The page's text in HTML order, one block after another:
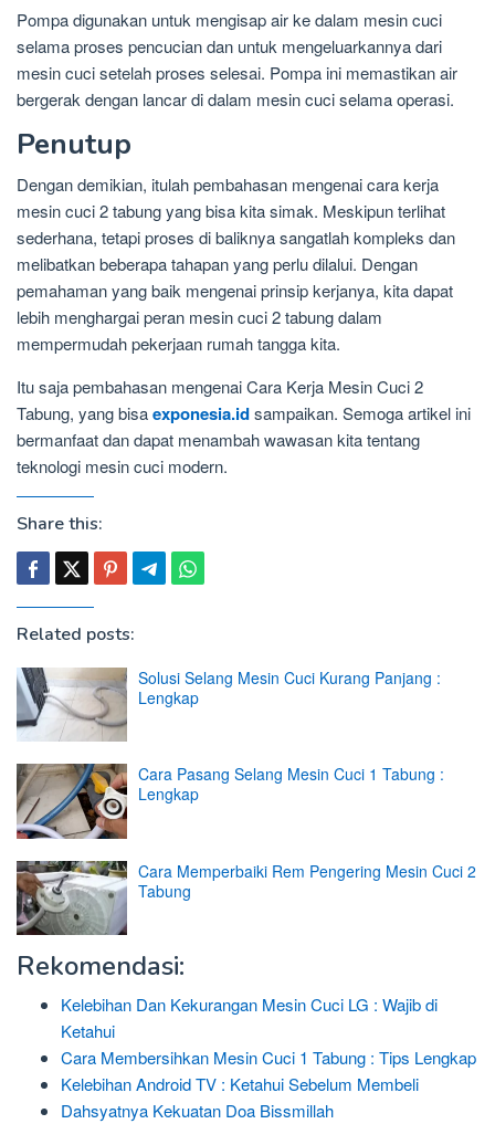
Pompa digunakan untuk mengisap air ke dalam mesin cuci
selama proses pencucian dan untuk mengeluarkannya dari
mesin cuci setelah proses selesai. Pompa ini memastikan air
bergerak dengan lancar di dalam mesin cuci selama operasi.
Penutup
Dengan demikian, itulah pembahasan mengenai cara kerja
mesin cuci 2 tabung yang bisa kita simak. Meskipun terlihat
sederhana, tetapi proses di baliknya sangatlah kompleks dan
melibatkan beberapa tahapan yang perlu dilalui. Dengan
pemahaman yang baik mengenai prinsip kerjanya, kita dapat
lebih menghargai peran mesin cuci 2 tabung dalam
mempermudah pekerjaan rumah tangga kita.
Itu saja pembahasan mengenai Cara Kerja Mesin Cuci 2
Tabung, yang bisaexponesia.idsampaikan. Semoga artikel ini
bermanfaat dan dapat menambah wawasan kita tentang
teknologi mesin cuci modern.
Share this:
Related posts:
Solusi Selang Mesin Cuci Kurang Panjang :
Lengkap
Cara Pasang Selang Mesin Cuci 1 Tabung :
Lengkap
Cara Memperbaiki Rem Pengering Mesin Cuci 2
Tabung
Rekomendasi:
Kelebihan Dan Kekurangan Mesin Cuci LG : Wajib di
Ketahui
Cara Membersihkan Mesin Cuci 1 Tabung : Tips Lengkap
Kelebihan Android TV : Ketahui Sebelum Membeli
Dahsyatnya Kekuatan Doa Bissmillah